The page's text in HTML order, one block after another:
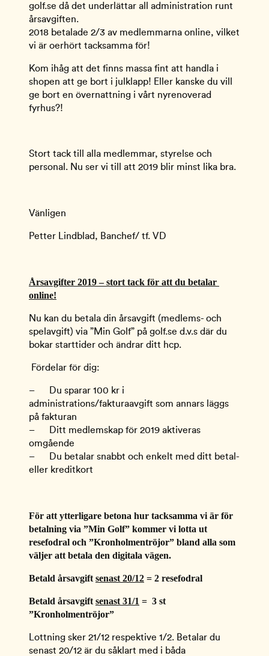
golf.se då det underlättar all administration runt
årsavgiften.
2018 betalade 2/3 av medlemmarna online, vilket
vi är oerhört tacksamma för!
Kom ihåg att det finns massa fint att handla i
shopen att ge bort i julklapp! Eller kanske du vill
ge bort en övernattning i vårt nyrenoverad
fyrhus?!
Stort tack till alla medlemmar, styrelse och
personal. Nu ser vi till att 2019 blir minst lika bra.
Vänligen
Petter Lindblad, Banchef/ tf. VD
Årsavgifter 2019 – stort tack för att du betalar
online!
Nu kan du betala din årsavgift (medlems- och
spelavgift) via ”Min Golf” på golf.se d.v.s där du
bokar starttider och ändrar ditt hcp.
Fördelar för dig:
–      Du sparar 100 kr i
administrations/fakturaavgift som annars läggs
på fakturan
–      Ditt medlemskap för 2019 aktiveras
omgående
–      Du betalar snabbt och enkelt med ditt betal-
eller kreditkort
För att ytterligare betona hur tacksamma vi är för
betalning via ”Min Golf” kommer vi lotta ut
resefodral och ”Kronholmentröjor” bland alla som
väljer att betala den digitala vägen.
Betald årsavgift senast 20/12 = 2 resefodral
Betald årsavgift senast 31/1 =  3 st
”Kronholmentröjor”
Lottning sker 21/12 respektive 1/2. Betalar du
senast 20/12 är du såklart med i båda